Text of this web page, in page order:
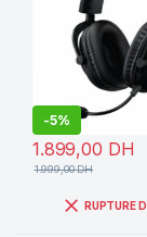
-5%
1.899,00 DH
1.999,00DH
RUPTURE